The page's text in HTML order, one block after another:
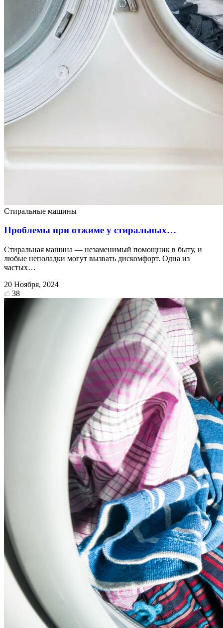
Стиральные машины
Проблемы при отжиме у стиральных…
Стиральная машина — незаменимый помощник в быту, и
любые неполадки могут вызвать дискомфорт. Одна из
частых…
20 Ноября, 2024
38